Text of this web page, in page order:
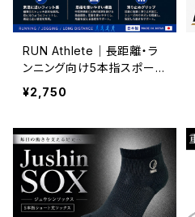
RUN Athlete｜長距離・ラ
ンニング向け5本指スポーツ
ソックス
¥2,750